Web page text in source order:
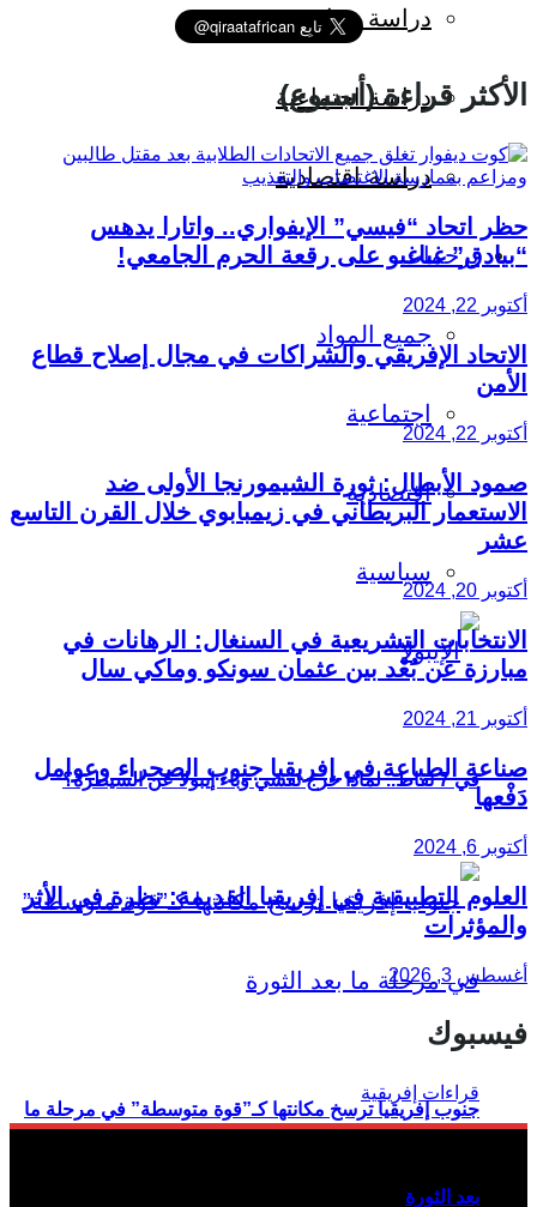
دراسة سياسية
دراسة اجتماعية
دراسة اقتصادية
ترجمات
جميع المواد
اجتماعية
اقتصادية
سياسية
في 7 نقاط.. لماذا خرج تفشي وباء إيبولا عن السيطرة؟
جنوب إفريقيا ترسخ مكانتها كـ”قوة متوسطة” في مرحلة ما
بعد الثورة
الأكثر قراءة (أسبوع)
حظر اتحاد “فيسي” الإيفواري.. واتارا يدهس
“بيادق” غباغبو على رقعة الحرم الجامعي!
أكتوبر 22, 2024
الاتحاد الإفريقي والشراكات في مجال إصلاح قطاع
الأمن
أكتوبر 22, 2024
صمود الأبطال: ثورة الشيمورنجا الأولى ضد
الاستعمار البريطاني في زيمبابوي خلال القرن التاسع
عشر
أكتوبر 20, 2024
الانتخابات التشريعية في السنغال: الرهانات في
مبارزة عن بُعْد بين عثمان سونكو وماكي سال
أكتوبر 21, 2024
صناعة الطباعة في إفريقيا جنوب الصحراء وعوامل
دَفْعها
أكتوبر 6, 2024
العلوم التطبيقية في إفريقيا القديمة: نظرة في الأثر
والمؤثرات
أغسطس 3, 2026
فيسبوك